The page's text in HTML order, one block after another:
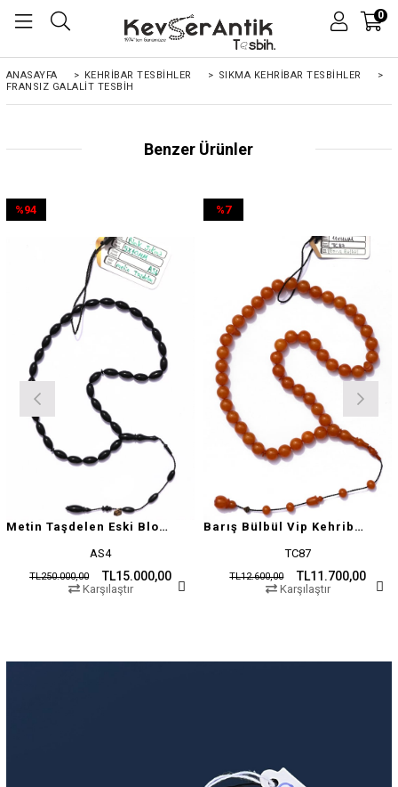
0
ANASAYFA > KEHRIBAR TESBIHLER > SIKMA KEHRİBAR TESBİHLER
>
FRANSIZ GALALIT TESBIH
Benzer Ürünler
Metin Taşdelen Eski Blok Sıkma
AS4
TL15.000,00
TL250.000,00
%94
Karşılaştır
Barış Bülbül Vip Kehribar Tesbih
TC87
TL11.700,00
TL12.600,00
%7
Karşılaştır